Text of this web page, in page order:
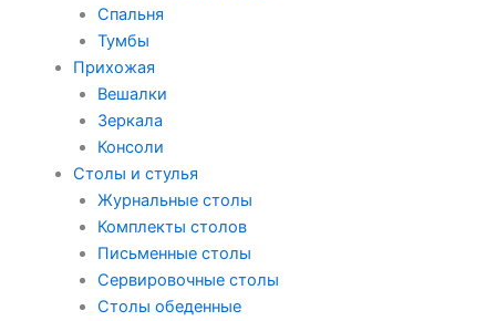
Спальня
Тумбы
Прихожая
Вешалки
Зеркала
Консоли
Столы и стулья
Журнальные столы
Комплекты столов
Письменные столы
Сервировочные столы
Столы обеденные